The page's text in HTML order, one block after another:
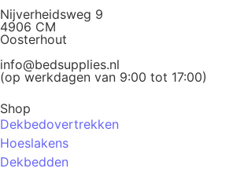
Nijverheidsweg 9
4906 CM
Oosterhout
info@bedsupplies.nl
(op werkdagen van 9:00 tot 17:00)
Shop
Dekbedovertrekken
Hoeslakens
Dekbedden